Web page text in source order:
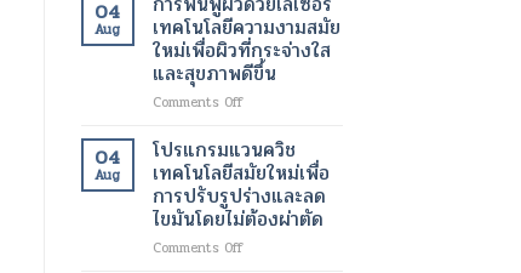
ใหม่
เพื่อ
การ
ลด
ได้
เทคโนโลยี
ทางการ
แพทย์
สมัย
เปลี่ยนแปลง
ชีวิต
ของ
ผู้
ป่วย
ผ่าตัด
บน
คลา
วด์
เทคโนโลยี
ดูแล
รักษา
ทางการ
ผ่าตัด
สมัย
ใหม่
04
Aug เทคโนโลยีความงามสมัย
ใหม่เพื่อผิวที่กระจ่างใส
และสุขภาพดีขึ้น
Comments Offon
ฟื้นฟู
ผิว
ด้วย
เลเซอร์
เทคโนโลยี
ความ
04
Aug
โปรแกรมแวนควิช
เทคโนโลยีสมัยใหม่เพื่อ
การปรับรูปร่างและลด
ไขมันโดยไม่ต้องผ่าตัด
Comments Offon